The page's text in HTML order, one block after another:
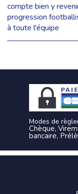
compte bien y
progression
à toute l'équipe
Modes de
Chèque,
bancaire,